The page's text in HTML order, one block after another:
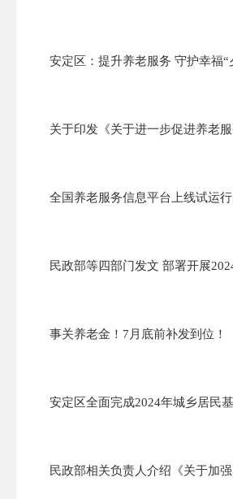
全国养老服务信息平台上线试运行
事关养老金！7月底前补发到位！